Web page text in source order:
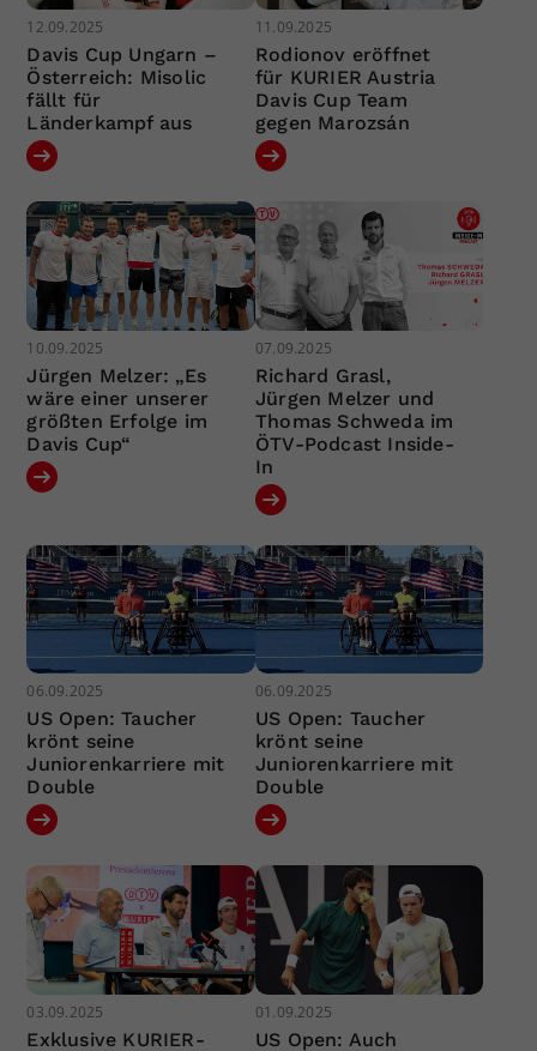
12.09.2025
Davis Cup Ungarn –
Österreich: Misolic
fällt für
Länderkampf aus
11.09.2025
Rodionov eröffnet
für KURIER Austria
Davis Cup Team
gegen Marozsán
10.09.2025
Jürgen Melzer: „Es
wäre einer unserer
größten Erfolge im
Davis Cup“
07.09.2025
Richard Grasl,
Jürgen Melzer und
Thomas Schweda im
ÖTV-Podcast Inside-
In
06.09.2025
US Open: Taucher
krönt seine
Juniorenkarriere mit
Double
06.09.2025
US Open: Taucher
krönt seine
Juniorenkarriere mit
Double
03.09.2025
Exklusive KURIER-
01.09.2025
US Open: Auch